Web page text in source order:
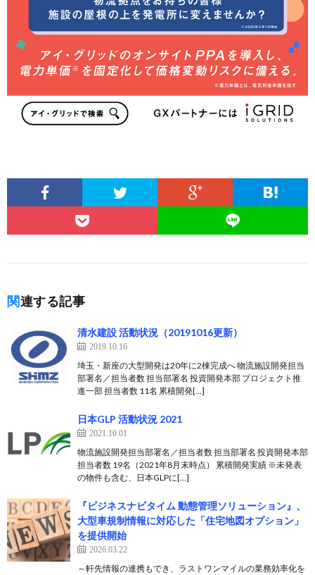
関連する記事
清水建設 活動状況（20191016更新）
2019.10.16
埼玉・新座の大型開発は20年に2棟完成へ 物流施設開発担当
部署名／担当者数 担当部署名 投資開発本部 プロジェクト推
進一部 担当者数 11名 累積開発[…]
日本GLP 活動状況 2021
2021.10.01
物流施設開発担当部署名／担当者数 担当部署名 投資開発本部
担当者数 19名（2021年8月末時点） 累積開発実績 ※未発表
の物件も含む、日本GLPに[…]
『ビジネスナビタイム 動態管理ソリューション』、
大型車規制情報に対応した「住宅地図オプション」
を提供開始
2026.03.22
～軒先情報の連携もでき、ラストワンマイルの業務効率化を